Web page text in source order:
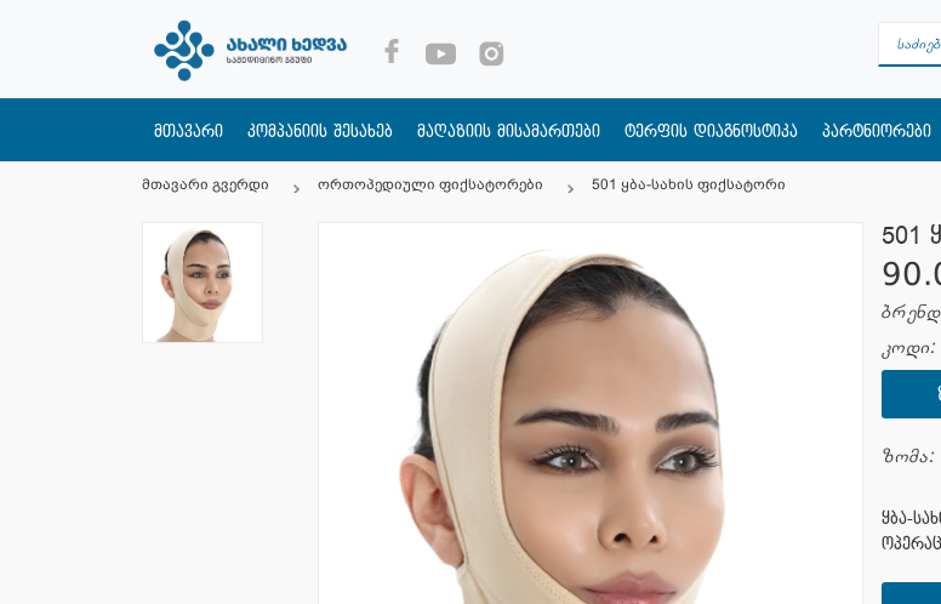
მთავარი კომპანიის შესახებ მაღაზიის მისამართები ტერფის დიაგნოსტიკა პარტნიორები
მთავარი გვერდი ორთოპედიული ფიქსატორები 501 ყბა-სახის ფიქსატორი
501
კოდი:
ზომა:
ყბა-